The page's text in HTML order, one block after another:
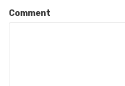
Comment